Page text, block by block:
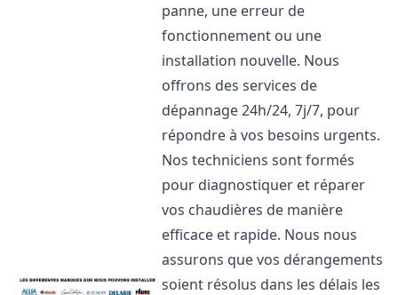
panne, une erreur de
fonctionnement ou une
installation nouvelle. Nous
offrons des services de
dépannage 24h/24, 7j/7, pour
répondre à vos besoins urgents.
Nos techniciens sont formés
pour diagnostiquer et réparer
vos chaudières de manière
efficace et rapide. Nous nous
assurons que vos dérangements
soient résolus dans les délais les